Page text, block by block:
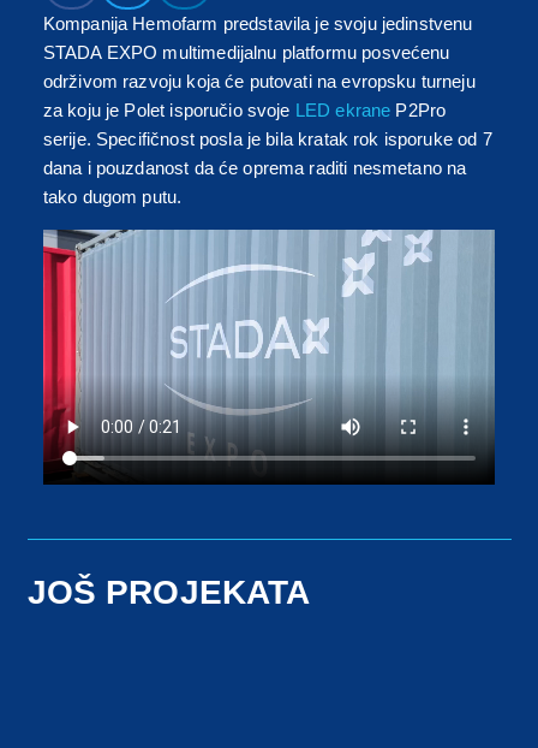
Kompanija Hemofarm predstavila je svoju jedinstvenu
STADA EXPO multimedijalnu platformu posvećenu
održivom razvoju koja će putovati na evropsku turneju
za koju je Polet isporučio svoje LED ekrane P2Pro
serije. Specifičnost posla je bila kratak rok isporuke od 7
dana i pouzdanost da će oprema raditi nesmetano na
tako dugom putu.
JOŠ PROJEKATA